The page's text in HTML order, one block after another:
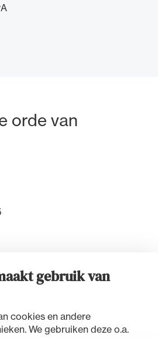
gebruik van
cookies en andere
We gebruiken deze o.a.
postadres
orde van